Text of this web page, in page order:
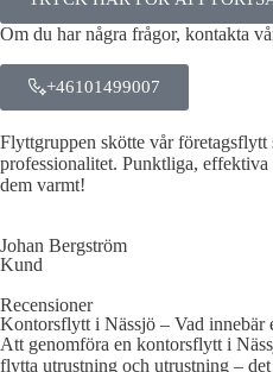
Om du har några frågor, kontakta
+46101499007
Flyttgruppen skötte vår företagsflytt
professionalitet. Punktliga,
dem varmt!
Johan Bergström
Kund
Recensioner
Kontorsflytt i Nässjö – Vad innebär
Att genomföra en kontorsflytt i
flytta utrustning och utrustning –